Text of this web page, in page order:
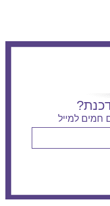
חמים למייל